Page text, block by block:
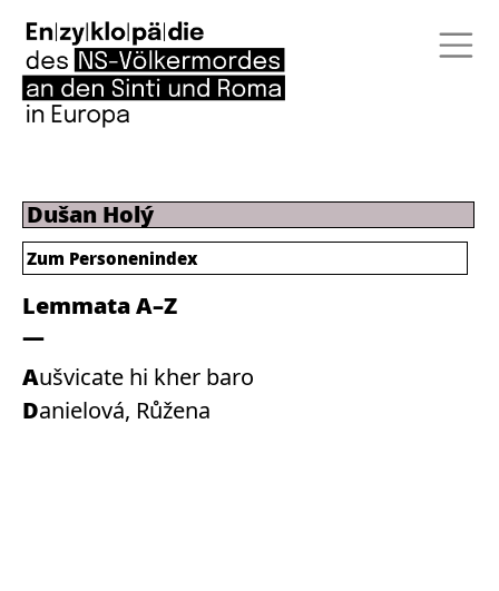
Dušan Holý
Lemmata A–Z
Aušvicate hi kher baro
Danielová, Růžena
Zum Personenindex